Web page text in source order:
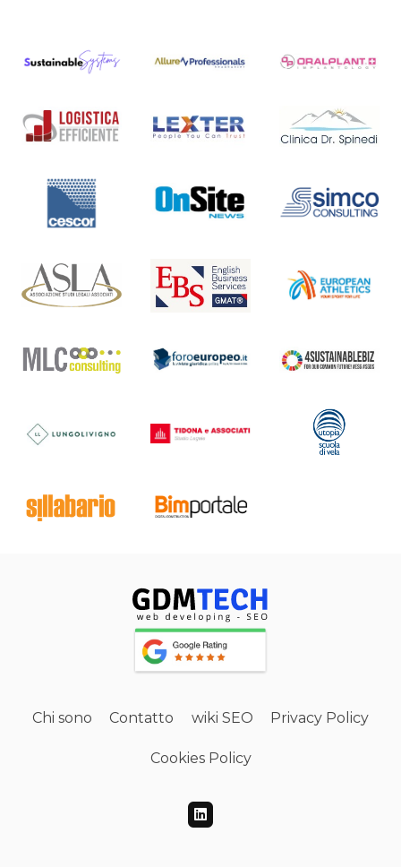
Chi sono Contatto wiki SEO Privacy Policy
Cookies Policy